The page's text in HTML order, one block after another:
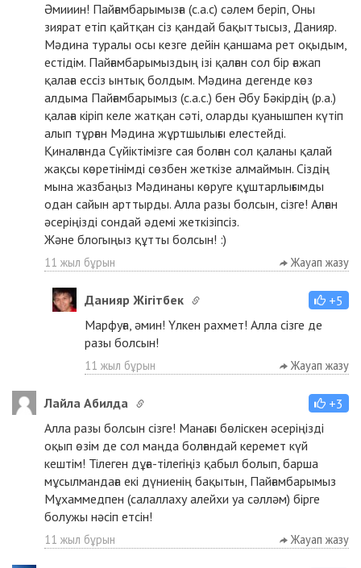
Әмииин! Пайғамбарымызға (с.а.с) сәлем беріп, Оны
зиярат етіп қайтқан сіз қандай бақыттысыз, Данияр.
Мәдина туралы осы кезге дейін қаншама рет оқыдым,
естідім. Пайғамбарымыздың ізі қалған сол бір ғажап
қалаға ессіз ынтық болдым. Мәдина дегенде көз
алдыма Пайғамбарымыз (с.а.с.) бен Әбу Бәкірдің (р.а.)
қалаға кіріп келе жатқан сәті, оларды қуанышпен күтіп
алып тұрған Мәдина жұртшылығы елестейді.
Қиналғанда Сүйіктімізге сая болған сол қаланы қалай
жақсы көретінімді сөзбен жеткізе алмаймын. Сіздің
мына жазбаңыз Мәдинаны көруге құштарлығымды
одан сайын арттырды. Алла разы болсын, сізге! Алған
әсеріңізді сондай әдемі жеткізіпсіз.
Және блогыңыз құтты болсын! :)
11 жыл бұрын Жауап жазу
Данияр Жігітбек
+5
Марфуға, әмин! Үлкен рахмет! Алла сізге де
разы болсын!
11 жыл бұрын Жауап жазу
Лайла Абилда
+3
Алла разы болсын сізге! Манағы бөліскен әсеріңізді
оқып өзім де сол маңда болғандай керемет күй
кештім! Тілеген дұға-тілегіңіз қабыл болып, барша
мұсылмандаға екі дүниенің бақытын, Пайғамбарымыз
Мұхаммедпен (салаллаху алейхи уа сәлләм) бірге
болужы нәсіп етсін!
11 жыл бұрын Жауап жазу